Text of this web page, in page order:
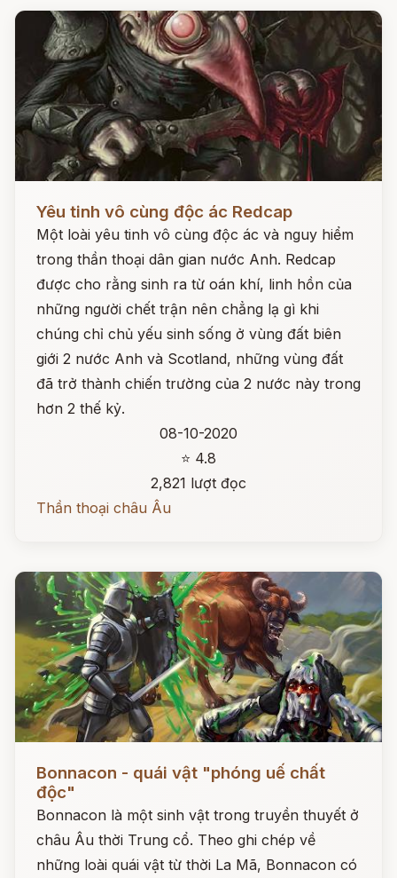
Yêu tinh vô cùng độc ác Redcap
Một loài yêu tinh vô cùng độc ác và nguy hiểm
trong thần thoại dân gian nước Anh. Redcap
được cho rằng sinh ra từ oán khí, linh hồn của
những người chết trận nên chẳng lạ gì khi
chúng chỉ chủ yếu sinh sống ở vùng đất biên
giới 2 nước Anh và Scotland, những vùng đất
đã trở thành chiến trường của 2 nước này trong
hơn 2 thế kỷ.
08-10-2020
⭐ 4.8
2,821 lượt đọc
Thần thoại châu Âu
Bonnacon - quái vật "phóng uế chất
độc"
Bonnacon là một sinh vật trong truyền thuyết ở
châu Âu thời Trung cổ. Theo ghi chép về
những loài quái vật từ thời La Mã, Bonnacon có